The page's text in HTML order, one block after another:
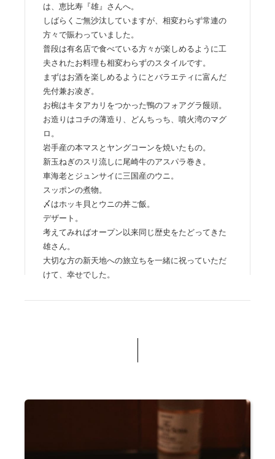
は、恵比寿『雄』さんへ。
しばらくご無沙汰していますが、相変わらず常連の
方々で賑わっていました。
普段は有名店で食べている方々が楽しめるように工
夫されたお料理も相変わらずのスタイルです。
まずはお酒を楽しめるようにとバラエティに富んだ
先付兼お凌ぎ。
お椀はキタアカリをつかった鴨のフォアグラ饅頭。
お造りはコチの薄造り、どんちっち、噴火湾のマグ
ロ。
岩手産の本マスとヤングコーンを焼いたもの。
新玉ねぎのスリ流しに尾崎牛のアスパラ巻き。
車海老とジュンサイに三国産のウニ。
スッポンの煮物。
〆はホッキ貝とウニの丼ご飯。
デザート。
考えてみればオープン以来同じ歴史をたどってきた
雄さん。
大切な方の新天地への旅立ちを一緒に祝っていただ
けて、幸せでした。